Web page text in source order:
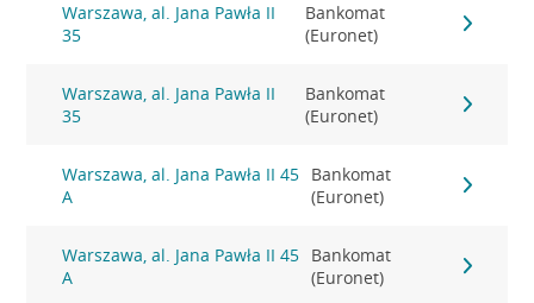
Warszawa, al. Jana Pawła II
35
Bankomat
(Euronet)
Warszawa, al. Jana Pawła II
35
Bankomat
(Euronet)
Warszawa, al. Jana Pawła II 45
A
Bankomat
(Euronet)
Warszawa, al. Jana Pawła II 45
A
Bankomat
(Euronet)